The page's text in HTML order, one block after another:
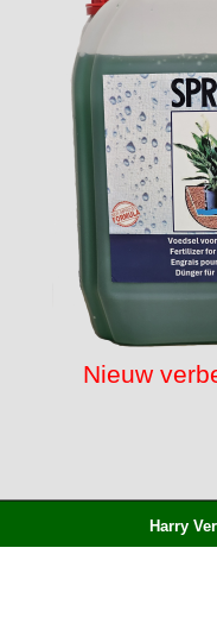
Harry
is
Nieuw